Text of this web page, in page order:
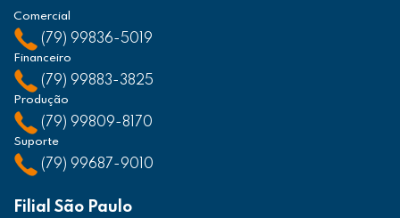
Comercial
(79) 99836-5019
Financeiro
(79) 99883-3825
Produção
(79) 99809-8170
Suporte
(79) 99687-9010
Filial São Paulo